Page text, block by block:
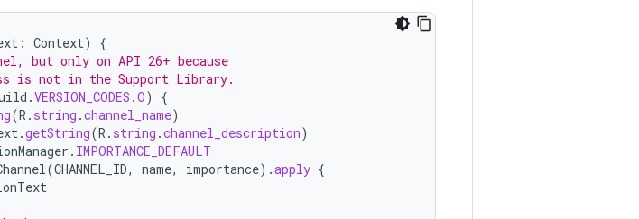
: Context)
{
but only on API 26+ because
is not in the Support Library.
.VERSION_CODES .O)
{
(R . string .channel_name)
.getString(R . string .channel_description)
. IMPORTANCE_DEFAULT
(CHANNEL_ID, name, importance).apply {